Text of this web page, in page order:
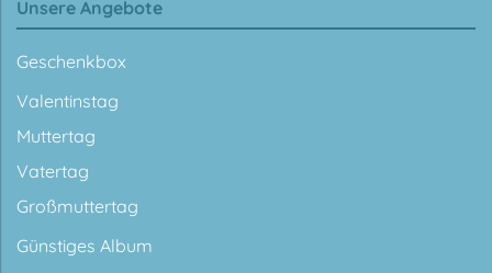
Unsere Angebote
Geschenkbox
Valentinstag
Muttertag
Vatertag
Großmuttertag
Günstiges Album